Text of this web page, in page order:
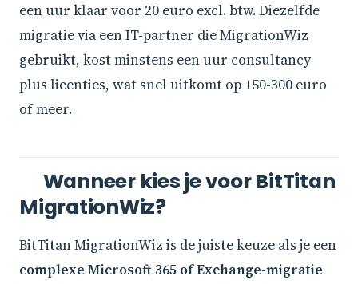
een uur klaar voor 20 euro excl. btw. Diezelfde
migratie via een IT-partner die MigrationWiz
gebruikt, kost minstens een uur consultancy
plus licenties, wat snel uitkomt op 150-300 euro
of meer.
Wanneer kies je voor BitTitan
MigrationWiz?
BitTitan MigrationWiz is de juiste keuze als je een
complexe Microsoft 365 of Exchange-migratie